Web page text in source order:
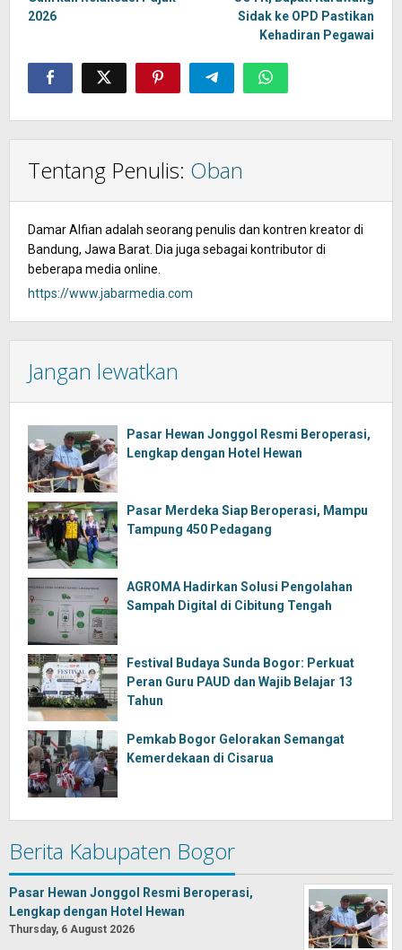
2026
Sidak ke OPD Pastikan
Kehadiran Pegawai
Tentang Penulis: Oban
Damar Alfian adalah seorang penulis dan kontren kreator di
Bandung, Jawa Barat. Dia juga sebagai kontributor di
beberapa media online.
https://www.jabarmedia.com
Jangan lewatkan
Pasar Hewan Jonggol Resmi Beroperasi,
Lengkap dengan Hotel Hewan
Pasar Merdeka Siap Beroperasi, Mampu
Tampung 450 Pedagang
AGROMA Hadirkan Solusi Pengolahan
Sampah Digital di Cibitung Tengah
Festival Budaya Sunda Bogor: Perkuat
Peran Guru PAUD dan Wajib Belajar 13
Tahun
Pemkab Bogor Gelorakan Semangat
Kemerdekaan di Cisarua
Berita Kabupaten Bogor
Pasar Hewan Jonggol Resmi Beroperasi,
Lengkap dengan Hotel Hewan
Thursday, 6 August 2026